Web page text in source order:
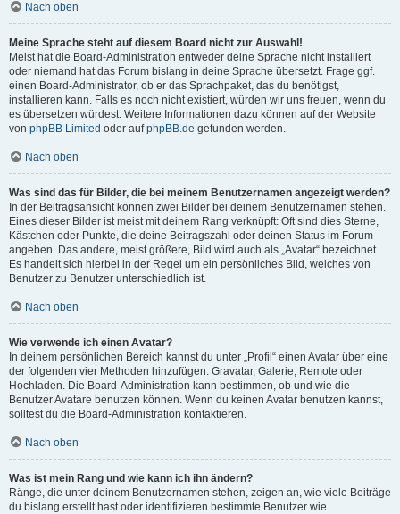
Nach oben
Meine Sprache steht auf diesem Board nicht zur Auswahl!
Meist hat die Board-Administration entweder deine Sprache nicht installiert
oder niemand hat das Forum bislang in deine Sprache übersetzt. Frage ggf.
einen Board-Administrator, ob er das Sprachpaket, das du benötigst,
installieren kann. Falls es noch nicht existiert, würden wir uns freuen, wenn du
es übersetzen würdest. Weitere Informationen dazu können auf der Website
von phpBB Limited oder aufphpBB.de gefunden werden.
Nach oben
Was sind das für Bilder, die bei meinem Benutzernamen angezeigt werden?
In der Beitragsansicht können zwei Bilder bei deinem Benutzernamen stehen.
Eines dieser Bilder ist meist mit deinem Rang verknüpft: Oft sind dies Sterne,
Kästchen oder Punkte, die deine Beitragszahl oder deinen Status im Forum
angeben. Das andere, meist größere, Bild wird auch als „Avatar“ bezeichnet.
Es handelt sich hierbei in der Regel um ein persönliches Bild, welches von
Benutzer zu Benutzer unterschiedlich ist.
Nach oben
Wie verwende ich einen Avatar?
In deinem persönlichen Bereich kannst du unter „Profil“ einen Avatar über eine
der folgenden vier Methoden hinzufügen: Gravatar, Galerie, Remote oder
Hochladen. Die Board-Administration kann bestimmen, ob und wie die
Benutzer Avatare benutzen können. Wenn du keinen Avatar benutzen kannst,
solltest du die Board-Administration kontaktieren.
Nach oben
Was ist mein Rang und wie kann ich ihn ändern?
Ränge, die unter deinem Benutzernamen stehen, zeigen an, wie viele Beiträge
du bislang erstellt hast oder identifizieren bestimmte Benutzer wie